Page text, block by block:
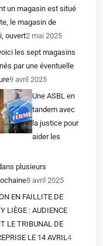
un magasin est situé
le magasin de
ouvert2 mai 2025
les sept magasins
par une éventuelle
9 avril 2025
Une ASBL en
tandem avec
la justice pour
aider les
plusieurs
8 avril 2025
EN FAILLITE DE
LIÈGE : AUDIENCE
LE TRIBUNAL DE
LE 14 AVRIL4